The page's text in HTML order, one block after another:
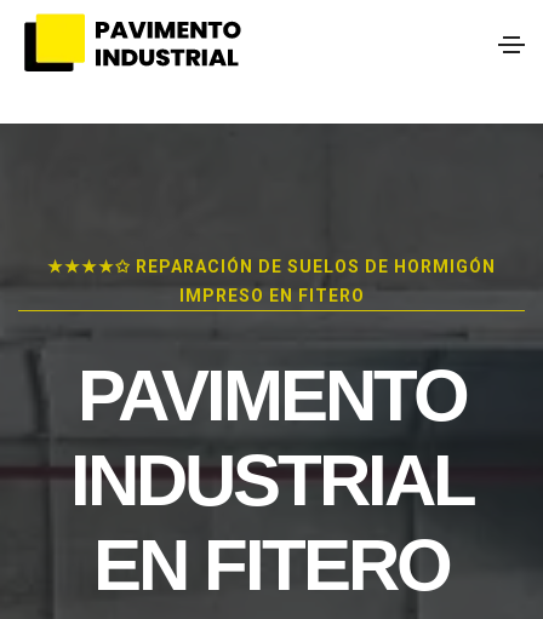
★★★★✩ REPARACIÓN DE SUELOS DE HORMIGÓN
IMPRESO EN FITERO
PAVIMENTO
INDUSTRIAL
EN FITERO